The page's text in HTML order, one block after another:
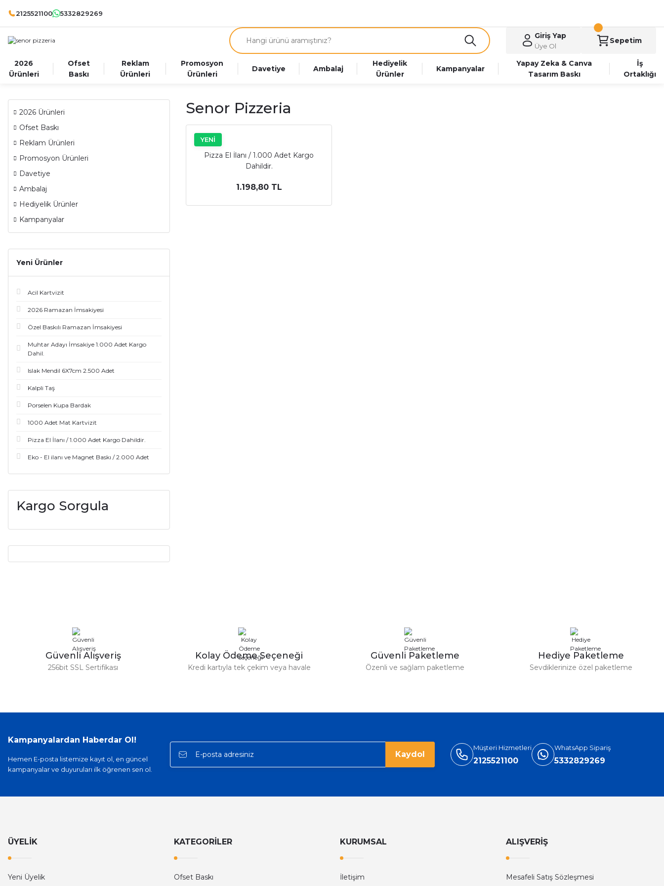
2125521100 5332829269
Giriş Yap
Üye Ol
Sepetim
2026
Ürünleri
Ofset
Baskı
Reklam
Ürünleri
Promosyon
Ürünleri
Davetiye Ambalaj
Hediyelik
Ürünler
Kampanyalar
Yapay Zeka & Canva
Tasarım Baskı
İş
Ortaklığı
2026 Ürünleri
Ofset Baskı
Reklam Ürünleri
Promosyon Ürünleri
Davetiye
Ambalaj
Hediyelik Ürünler
Kampanyalar
Yeni Ürünler
Acil Kartvizit
2026 Ramazan İmsakiyesi
Özel Baskılı Ramazan İmsakiyesi
Muhtar Adayı İmsakiye 1.000 Adet Kargo
Dahil.
Islak Mendil 6X7cm 2.500 Adet
Kalpli Taş
Porselen Kupa Bardak
1000 Adet Mat Kartvizit
Pizza El İlanı / 1.000 Adet Kargo Dahildir.
Eko - El ilanı ve Magnet Baskı / 2.000 Adet
Kargo Sorgula
Senor Pizzeria
YENİ
Pizza El İlanı / 1.000 Adet Kargo
Dahildir.
1.198,80 TL
Güvenli Alışveriş
256bit SSL Sertifikası
Kolay Ödeme Seçeneği
Kredi kartıyla tek çekim veya havale
Güvenli Paketleme
Özenli ve sağlam paketleme
Hediye Paketleme
Sevdiklerinize özel paketleme
Kampanyalardan Haberdar Ol!
Hemen E-posta listemize kayıt ol, en güncel
kampanyalar ve duyuruları ilk öğrenen sen ol.
Kaydol
Müşteri Hizmetleri
2125521100
WhatsApp Sipariş
5332829269
ÜYELİK
Yeni Üyelik
KATEGORİLER
Ofset Baskı
KURUMSAL
İletişim
ALIŞVERİŞ
Mesafeli Satış Sözleşmesi